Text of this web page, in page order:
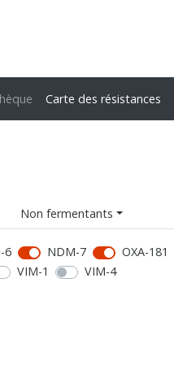
Carte des résistances
Non fermentants
6 NDM-7 OXA-181
VIM-1 VIM-4